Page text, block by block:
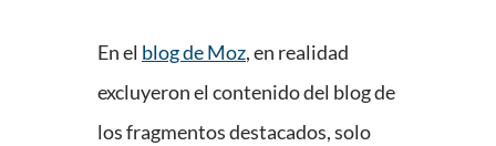
En el blog de Moz, en realidad
excluyeron el contenido del blog de
los fragmentos destacados, solo